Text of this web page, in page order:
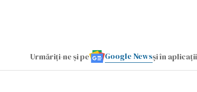
Urmăriți-ne și pe Google Newsși în